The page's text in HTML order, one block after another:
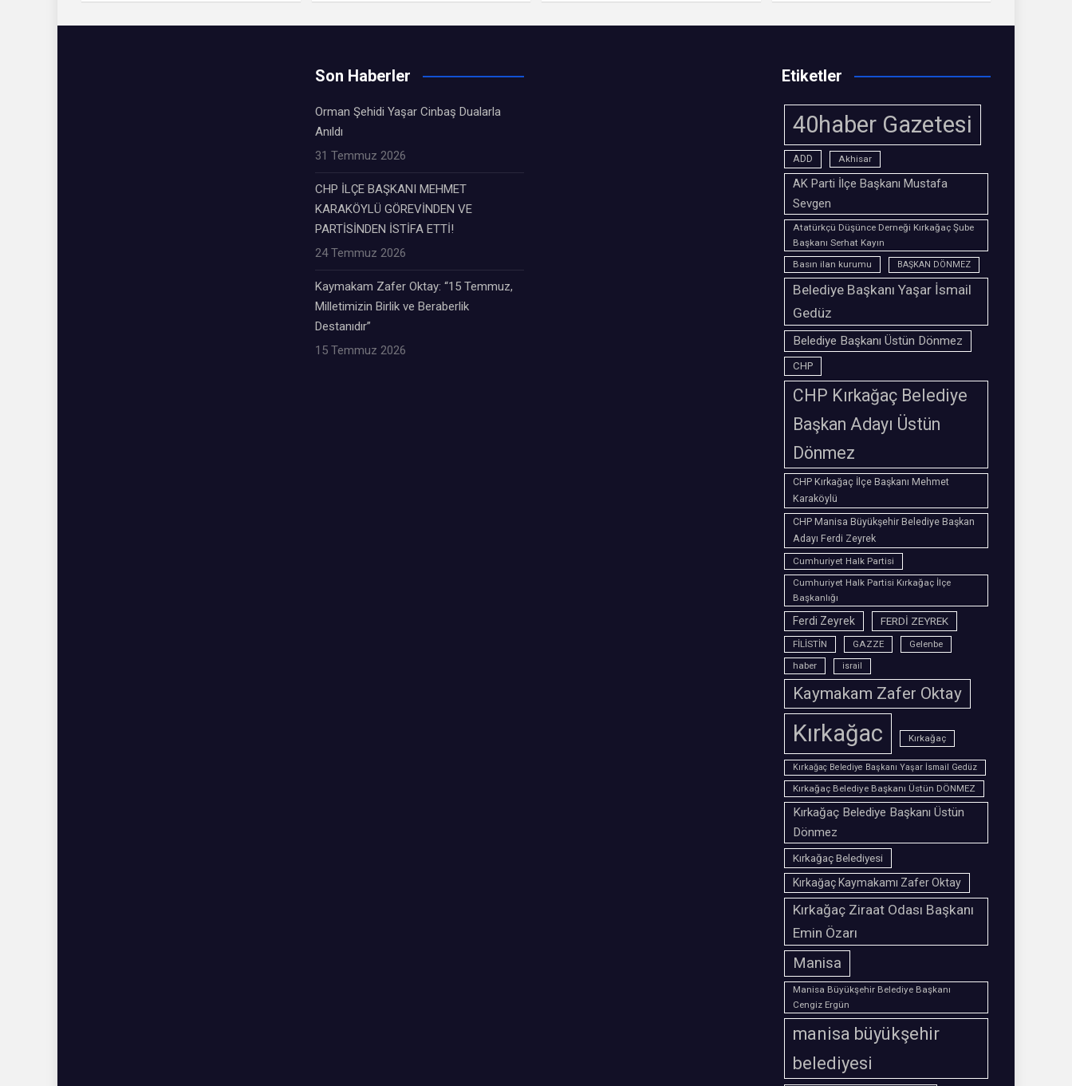
Son Haberler
Orman Şehidi Yaşar Cinbaş Dualarla
Anıldı
31 Temmuz 2026
CHP İLÇE BAŞKANI MEHMET
KARAKÖYLÜ GÖREVİNDEN VE
PARTİSİNDEN İSTİFA ETTİ!
24 Temmuz 2026
Kaymakam Zafer Oktay: “15 Temmuz,
Milletimizin Birlik ve Beraberlik
Destanıdır”
15 Temmuz 2026
Etiketler
40haber Gazetesi
ADD Akhisar
AK Parti İlçe Başkanı Mustafa
Sevgen
Atatürkçü Düşünce Derneği Kırkağaç Şube
Başkanı Serhat Kayın
Basın ilan kurumu
BAŞKAN DÖNMEZ
Belediye Başkanı Yaşar İsmail
Gedüz
Belediye Başkanı Üstün Dönmez
CHP
CHP Kırkağaç Belediye
Başkan Adayı Üstün
Dönmez
CHP Kırkağaç İlçe Başkanı Mehmet
Karaköylü
CHP Manisa Büyükşehir Belediye Başkan
Adayı Ferdi Zeyrek
Cumhuriyet Halk Partisi
Cumhuriyet Halk Partisi Kırkağaç İlçe
Başkanlığı
Ferdi Zeyrek FERDİ ZEYREK
FİLİSTİN GAZZE
Gelenbe
haber
israil
Kaymakam Zafer Oktay
Kırkağac Kırkağaç
Kırkağaç Belediye Başkanı Yaşar İsmail Gedüz
Kırkağaç Belediye Başkanı Üstün DÖNMEZ
Kırkağaç Belediye Başkanı Üstün
Dönmez
Kırkağaç Belediyesi
Kırkağaç Kaymakamı Zafer Oktay
Kırkağaç Ziraat Odası Başkanı
Emin Özarı
Manisa
Manisa Büyükşehir Belediye Başkanı
Cengiz Ergün
manisa büyükşehir
belediyesi